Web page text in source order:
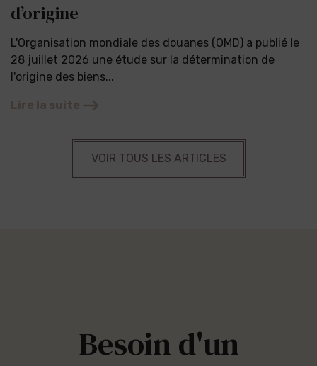
d’origine
L'Organisation mondiale des douanes (OMD) a publié le
28 juillet 2026 une étude sur la détermination de
l'origine des biens...
Lire la suite
VOIR TOUS LES ARTICLES
Besoin d'un